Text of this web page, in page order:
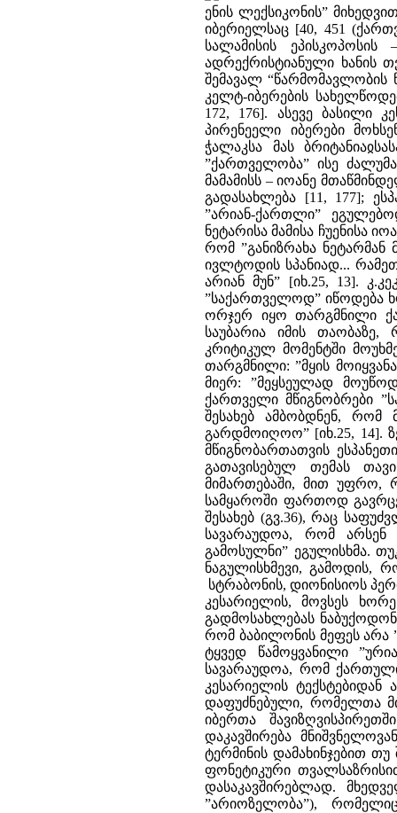
ენის ლექსიკონის”
იბერიელსაც [40, 451
სალამისის
ადრექრისტიანული ხანის
შემავალ “წარმომავლობის
კელტ-იბერების
172, 176]. ასევე ბასილი
პირენეელი იბერები
ჭალაკსა მას
”ქართველობა” ისე
მამამისს – იოანე
გადასახლება [11, 177];
”არიან-ქართლი”
ნეტარისა მამისა ჩუენისა
რომ ”განიზრახა ნეტარმან
ივლტოდის სპანიად...
არიან მუნ” [იხ.25, 13].
”საქართველოდ” იწოდება
ორჯერ იყო თარგმნილი
საუბარია იმის
კრიტიკულ მომენტში
თარგმნილი: ”მყის
მიერ: ”მეყსეულად
ქართველი მწიგნობრები
შესახებ ამბობდნენ,
გარდმოიღოო” [იხ.25, 14].
მწიგნობართათვის
გათავისებულ თემას
მიმართებაში, მით უფრო,
სამყაროში ფართოდ
შესახებ (გვ.36), რაც
სავარაუდოა, რომ არსენ
გამოსულნი” ეგულისხმა.
ნაგულისხმევი, გამოდის,
სტრაბონის, დიონისიოს
კესარიელის, მოვსეს
გადმოსახლებას
რომ ბაბილონის მეფეს
ტყვედ წამოყვანილი
სავარაუდოა, რომ ქართული
კესარიელის
დაფუძნებული, რომელთა
იბერთა
დაკავშირება
ტერმინის დამახინჯებით
ფონეტიკური
დასაკავშირებლად.
”არიოზელობა”),